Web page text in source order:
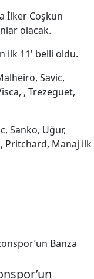
İlker Coşkun
olacak.
ilk 11' belli oldu.
Savic,
, Trezeguet,
Sanko, Uğur,
Pritchard, Manaj ilk